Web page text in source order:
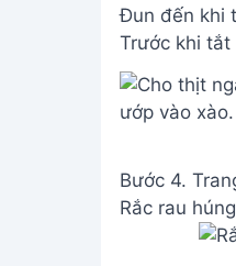
Đun đến khi
Trước khi
Bước 4.
Rắc rau